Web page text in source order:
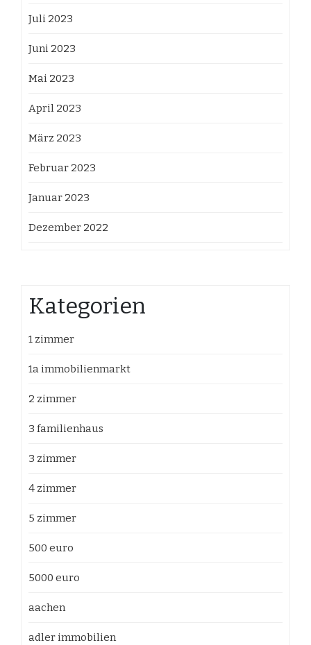
Juli 2023
Juni 2023
Mai 2023
April 2023
März 2023
Februar 2023
Januar 2023
Dezember 2022
Kategorien
1 zimmer
1a immobilienmarkt
2 zimmer
3 familienhaus
3 zimmer
4 zimmer
5 zimmer
500 euro
5000 euro
aachen
adler immobilien